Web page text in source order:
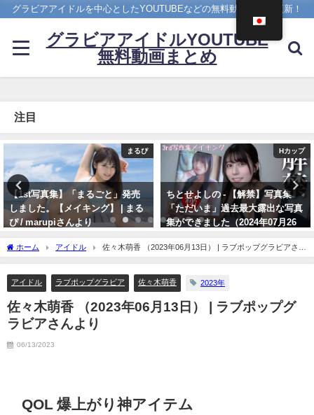
グラビアアイドルを中心としたYOUTUBEなどの無料動画を日々更新！
グラビアアイドルYOUTUBE
無料動画まとめ
注目
Hカップ
ちとせよしの - 【解禁】写真集
「ただいま」過去最大露出な写真
集ができました（2024年07月26
日） | よしのんチャンネルさんよ
り
写真集PV
櫻井音乃 写真集PV - 【#櫻井音
乃】21歳、音乃パイセンのオトナ
な挑戦ーOtono Sakurai（2023年
12月20日） | 週プレChannel【集
英社 週刊プレイボーイ公式】さん
より
12/20/2023
ホーム アイドル
佐々木萌香 （2023年06月13日） | ラブポップグラビアさん
より
アイドル ラブポップグラビア 佐々木萌香 2023年
佐々木萌香 （2023年06月13日） | ラブポップグ
ラビアさんより
06/13/2023
QOL 爆上がり神アイテム